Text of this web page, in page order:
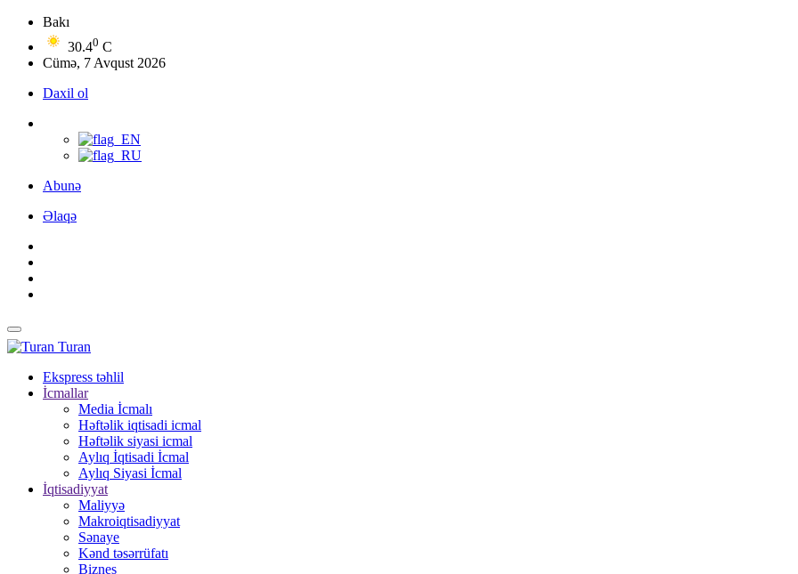
Bakı
30.40 C
Cümə, 7 Avqust 2026
Daxil ol
Abunə
Əlaqə
Turan
Ekspress təhlil
İcmallar
Media İcmalı
Həftəlik iqtisadi icmal
Həftəlik siyasi icmal
Aylıq İqtisadi İcmal
Aylıq Siyasi İcmal
İqtisadiyyat
Maliyyə
Makroiqtisadiyyat
Sənaye
Kənd təsərrüfatı
Biznes